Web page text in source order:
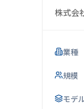
株式会
業種
規模
モデ